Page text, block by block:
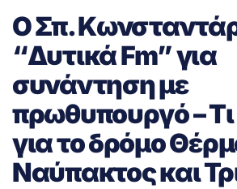
Ο Σπ.
“Δυτικά Fm” για
συνάντηση με
πρωθυπουργό – Τι
για το δρόμο
Ναύπακτος και